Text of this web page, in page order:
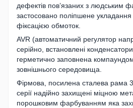
дефектів пов’язаних з людським
застосовано поліпшене
фіксацією обмоток.
AVR (автоматичний регулятор
серійно, встановлені
герметично заповнена
зовнішнього середовища.
Фірмова, посилена сталева рама
серії надійно захищені міцною
порошковим фарбуванням яка